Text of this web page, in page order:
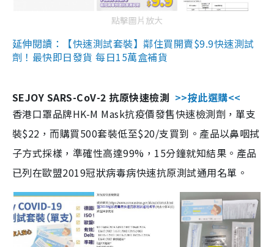
點擊圖片放大
延伸閱讀：【快速測試套裝】鄰住買開賣$9.9快速測試
劑！最快即日發貨 每日15萬盒補貨
SEJOY SARS-CoV-2 抗原快速檢測 >>按此選購<<
香港口罩品牌HK-M Mask抗疫價發售快速檢測劑，單支
裝$22，而購買500套裝低至$20/支買到。產品以鼻咽拭
子方式採樣，準確性高達99%，15分鐘就知結果。產品
已列在歐盟2019冠狀病毒病快速抗原測試通用名單。